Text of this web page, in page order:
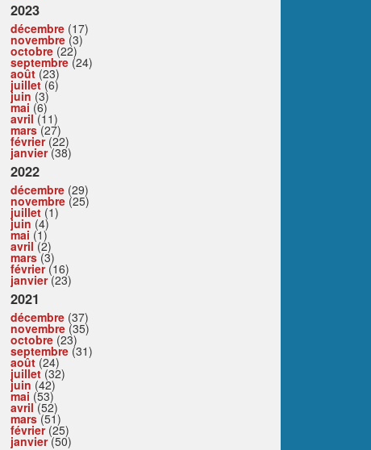
2023
décembre (17)
novembre (3)
octobre (22)
septembre (24)
août (23)
juillet(6)
juin (3)
mai (6)
avril(11)
mars(27)
février(22)
janvier(38)
2022
décembre (29)
novembre (25)
juillet (1)
juin (4)
mai (1)
avril(2)
mars(3)
février(16)
janvier(23)
2021
décembre (37)
novembre (35)
octobre (23)
septembre (31)
août (24)
juillet(32)
juin (42)
mai (53)
avril(52)
mars(51)
février(25)
janvier(50)